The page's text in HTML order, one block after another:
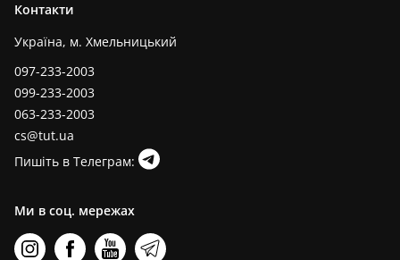
Контакти
Україна, м. Хмельницький
097-233-2003
099-233-2003
063-233-2003
cs@tut.ua
Пишіть в Телеграм:
Ми в соц. мережах